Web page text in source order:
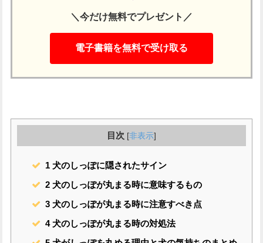
＼今だけ無料でプレゼント／
電子書籍を無料で受け取る
目次 [非表示]
1犬のしっぽに隠されたサイン
2犬のしっぽが丸まる時に意味するもの
3犬のしっぽが丸まる時に注意すべき点
4犬のしっぽが丸まる時の対処法